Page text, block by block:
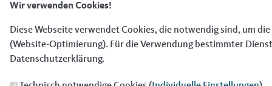
Fußbereich
ANSCHRIFT
CDU Gemeindeverband Riegelsberg
Wir verwenden Cookies!
Diese Webseite verwendet Cookies, die notwendig sind, um
(Website-Optimierung). Für die Verwendung bestimmter
Datenschutzerklärung.